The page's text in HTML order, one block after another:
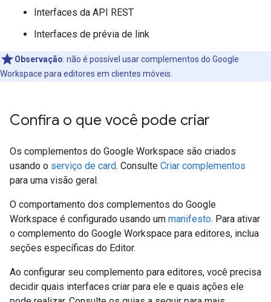
Interfaces da API REST
Interfaces de prévia de link
Observação: não é possível usar complementos do Google
Workspace para editores em clientes móveis.
Confira o que você pode criar
Os complementos do Google Workspace são criados
usando o serviço de card. Consulte Criar complementos
para uma visão geral.
O comportamento dos complementos do Google
Workspace é configurado usando um manifesto. Para ativar
o complemento do Google Workspace para editores, inclua
seções específicas do Editor.
Ao configurar seu complemento para editores, você precisa
decidir quais interfaces criar para ele e quais ações ele